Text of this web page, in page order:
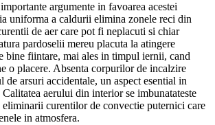
argumente in favoarea acestei
uniforma a caldurii elimina zonele reci din
de aer care pot fi neplacuti si chiar
pardoselii mereu placuta la atingere
bine fiintare, mai ales in timpul iernii, cand
o placere. Absenta corpurilor de incalzire
arsuri accidentale, un aspect esential in
aerului din interior se imbunatateste
curentilor de convectie puternici care
in atmosfera.